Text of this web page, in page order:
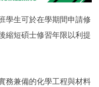
學生可於在學期間申請修
縮短碩士修習年限以利提
務兼備的化學工程與材料